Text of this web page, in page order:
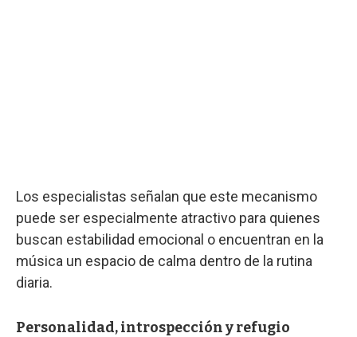
Los especialistas señalan que este mecanismo
puede ser especialmente atractivo para quienes
buscan estabilidad emocional o encuentran en la
música un espacio de calma dentro de la rutina
diaria.
Personalidad, introspección y refugio